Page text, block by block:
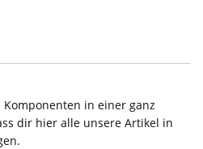
in einer ganz
dir hier alle unsere Artikel in